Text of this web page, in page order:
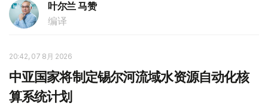
叶尔兰 马赞
编译
20:42, 07 8月 2026
中亚国家将制定锡尔河流域水资源自动化核
算系统计划